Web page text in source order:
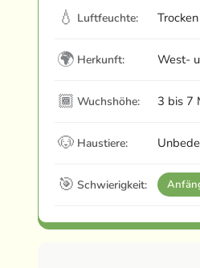
💧 Luftfeuchte:
🌍 Herkunft: West-
🏾 Wuchshöhe: 3 bis 7
🐶 Haustiere:
🎯 Schwierigkeit: